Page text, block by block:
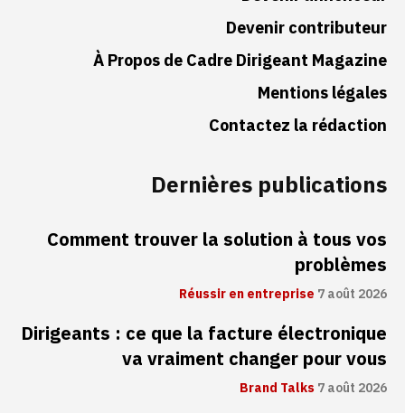
Devenir contributeur
À Propos de Cadre Dirigeant Magazine
Mentions légales
Contactez la rédaction
Dernières publications
Comment trouver la solution à tous vos
problèmes
Réussir en entreprise 7 août 2026
Dirigeants : ce que la facture électronique
va vraiment changer pour vous
Brand Talks7 août 2026